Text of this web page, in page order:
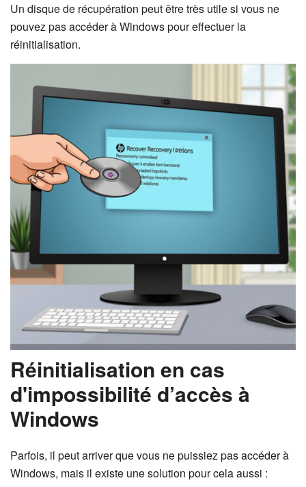
Un disque de récupération peut être très utile si vous ne
pouvez pas accéder à Windows pour effectuer la
réinitialisation.
Réinitialisation en cas
d'impossibilité d’accès à
Windows
Parfois, il peut arriver que vous ne puissiez pas accéder à
Windows, mais il existe une solution pour cela aussi :